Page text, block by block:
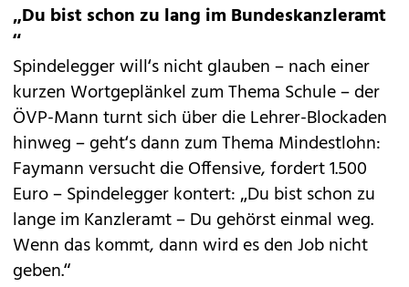
„Du bist schon zu lang im Bundeskanzleramt
“
Spindelegger will‘s nicht glauben – nach einer
kurzen Wortgeplänkel zum Thema Schule – der
ÖVP-Mann turnt sich über die Lehrer-Blockaden
hinweg – geht‘s dann zum Thema Mindestlohn:
Faymann versucht die Offensive, fordert 1.500
Euro – Spindelegger kontert: „Du bist schon zu
lange im Kanzleramt – Du gehörst einmal weg.
Wenn das kommt, dann wird es den Job nicht
geben.“